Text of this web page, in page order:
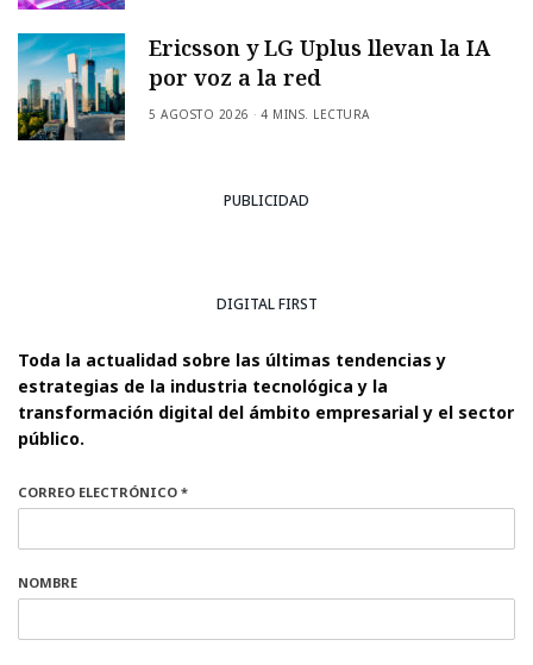
Ericsson y LG Uplus llevan la IA
por voz a la red
5 AGOSTO 2026 4 MINS. LECTURA
PUBLICIDAD
DIGITAL FIRST
Toda la actualidad sobre las últimas tendencias y
estrategias de la industria tecnológica y la
transformación digital del ámbito empresarial y el sector
público.
CORREO ELECTRÓNICO *
NOMBRE